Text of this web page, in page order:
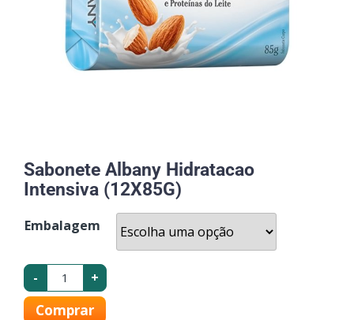
Sabonete Albany Hidratacao
Intensiva (12X85G)
Embalagem
- +
Comprar